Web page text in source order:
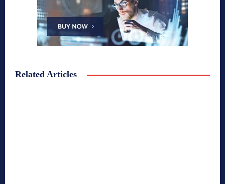
Related Articles